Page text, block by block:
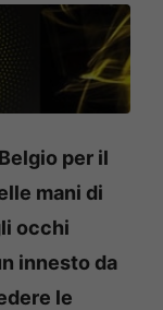
per il
mani di
occhi
innesto da
le